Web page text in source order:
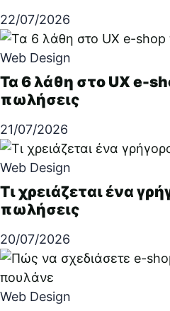
22/07/2026
Web Design
Τα 6 λάθη στο UX e-
πωλήσεις
21/07/2026
Web Design
Τι χρειάζεται ένα
πωλήσεις
20/07/2026
Web Design